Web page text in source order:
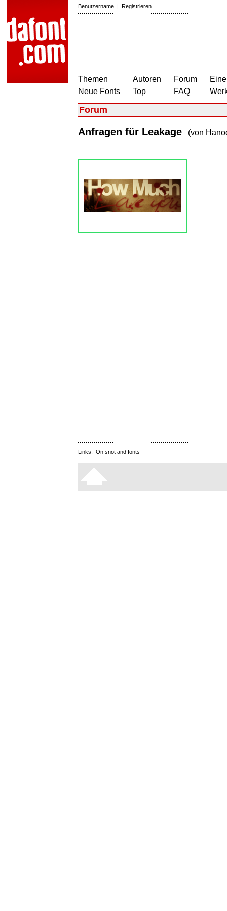
Benutzername | Registrieren
Themen
Neue Fonts
Autoren
Top
Forum
FAQ
Forum
Anfragen für Leakage (von
Links: On snot and fonts